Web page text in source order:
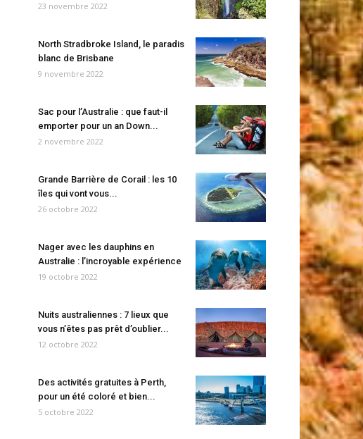
23 novembre 2022
North Stradbroke Island, le paradis
blanc de Brisbane
9 novembre 2022
Sac pour l’Australie : que faut-il
emporter pour un an Down...
2 novembre 2022
Grande Barrière de Corail : les 10
îles qui vont vous...
26 octobre 2022
Nager avec les dauphins en
Australie : l’incroyable expérience
19 octobre 2022
Nuits australiennes : 7 lieux que
vous n’êtes pas prêt d’oublier...
12 octobre 2022
Des activités gratuites à Perth,
pour un été coloré et bien...
5 octobre 2022